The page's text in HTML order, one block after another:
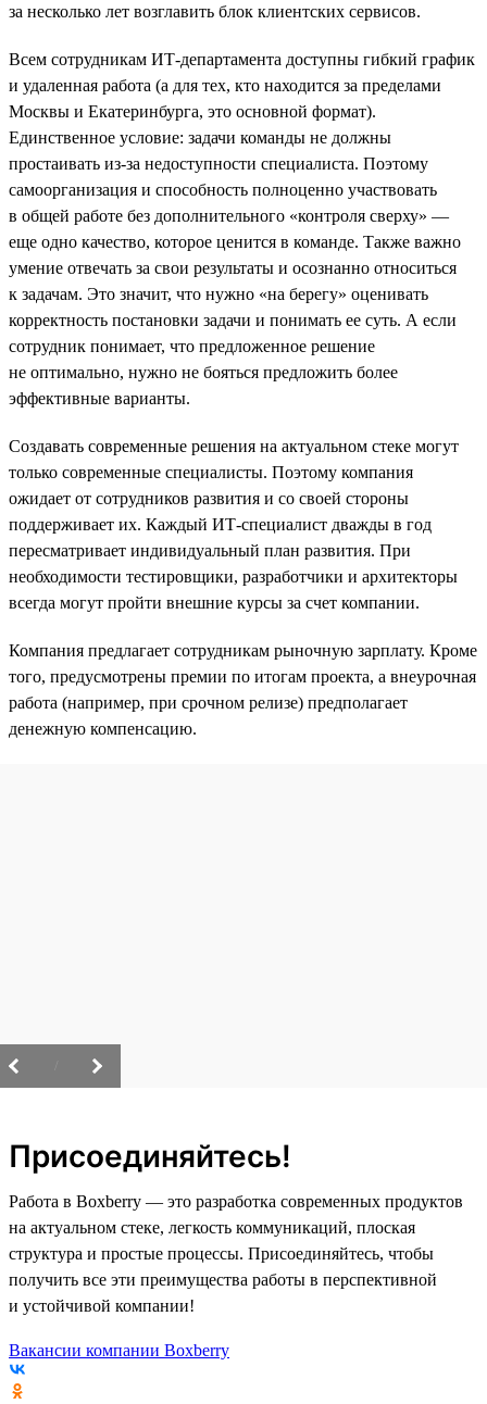
за несколько лет возглавить блок клиентских сервисов.
Всем сотрудникам ИТ-департамента доступны гибкий график
и удаленная работа (а для тех, кто находится за пределами
Москвы и Екатеринбурга, это основной формат).
Единственное условие: задачи команды не должны
простаивать из-за недоступности специалиста. Поэтому
самоорганизация и способность полноценно участвовать
в общей работе без дополнительного «контроля сверху» —
еще одно качество, которое ценится в команде. Также важно
умение отвечать за свои результаты и осознанно относиться
к задачам. Это значит, что нужно «на берегу» оценивать
корректность постановки задачи и понимать ее суть. А если
сотрудник понимает, что предложенное решение
не оптимально, нужно не бояться предложить более
эффективные варианты.
Создавать современные решения на актуальном стеке могут
только современные специалисты. Поэтому компания
ожидает от сотрудников развития и со своей стороны
поддерживает их. Каждый ИТ-специалист дважды в год
пересматривает индивидуальный план развития. При
необходимости тестировщики, разработчики и архитекторы
всегда могут пройти внешние курсы за счет компании.
Компания предлагает сотрудникам рыночную зарплату. Кроме
того, предусмотрены премии по итогам проекта, а внеурочная
работа (например, при срочном релизе) предполагает
денежную компенсацию.
Присоединяйтесь!
Работа в Boxberry — это разработка современных продуктов
на актуальном стеке, легкость коммуникаций, плоская
структура и простые процессы. Присоединяйтесь, чтобы
получить все эти преимущества работы в перспективной
и устойчивой компании!
Вакансии компании Boxberry